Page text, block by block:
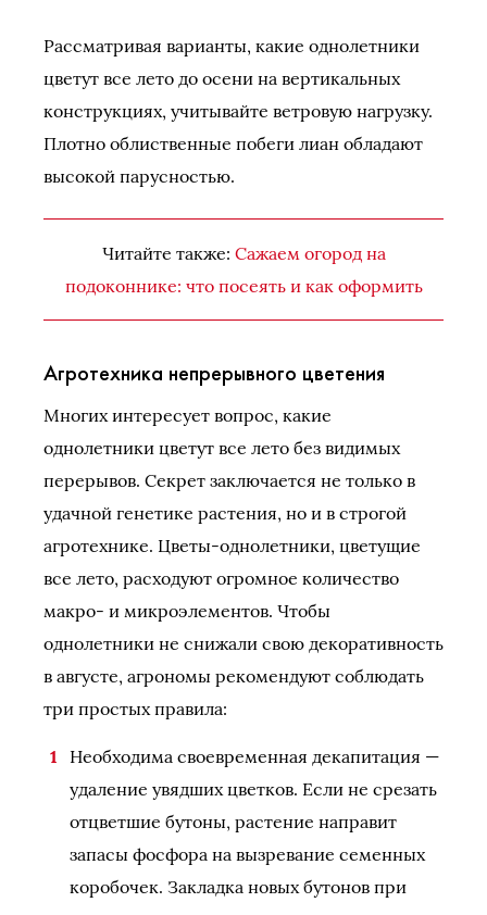
Рассматривая варианты, какие однолетники
цветут все лето до осени на вертикальных
конструкциях, учитывайте ветровую нагрузку.
Плотно облиственные побеги лиан обладают
высокой парусностью.
Читайте также: Сажаем огород на
подоконнике: что посеять и как оформить
Агротехника непрерывного цветения
Многих интересует вопрос, какие
однолетники цветут все лето без видимых
перерывов. Секрет заключается не только в
удачной генетике растения, но и в строгой
агротехнике. Цветы-однолетники, цветущие
все лето, расходуют огромное количество
макро- и микроэлементов. Чтобы
однолетники не снижали свою декоративность
в августе, агрономы рекомендуют соблюдать
три простых правила:
Необходима своевременная декапитация —
удаление увядших цветков. Если не срезать
отцветшие бутоны, растение направит
запасы фосфора на вызревание семенных
коробочек. Закладка новых бутонов при